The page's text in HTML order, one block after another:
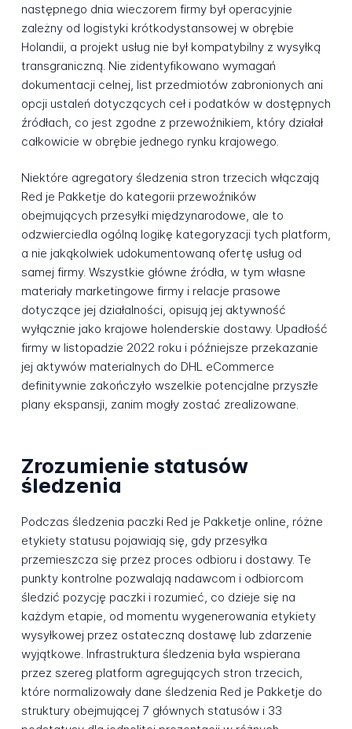
następnego dnia wieczorem firmy był operacyjnie
zależny od logistyki krótkodystansowej w obrębie
Holandii, a projekt usług nie był kompatybilny z wysyłką
transgraniczną. Nie zidentyfikowano wymagań
dokumentacji celnej, list przedmiotów zabronionych ani
opcji ustaleń dotyczących ceł i podatków w dostępnych
źródłach, co jest zgodne z przewoźnikiem, który działał
całkowicie w obrębie jednego rynku krajowego.
Niektóre agregatory śledzenia stron trzecich włączają
Red je Pakketje do kategorii przewoźników
obejmujących przesyłki międzynarodowe, ale to
odzwierciedla ogólną logikę kategoryzacji tych platform,
a nie jakąkolwiek udokumentowaną ofertę usług od
samej firmy. Wszystkie główne źródła, w tym własne
materiały marketingowe firmy i relacje prasowe
dotyczące jej działalności, opisują jej aktywność
wyłącznie jako krajowe holenderskie dostawy. Upadłość
firmy w listopadzie 2022 roku i późniejsze przekazanie
jej aktywów materialnych do DHL eCommerce
definitywnie zakończyło wszelkie potencjalne przyszłe
plany ekspansji, zanim mogły zostać zrealizowane.
Zrozumienie statusów
śledzenia
Podczas śledzenia paczki Red je Pakketje online, różne
etykiety statusu pojawiają się, gdy przesyłka
przemieszcza się przez proces odbioru i dostawy. Te
punkty kontrolne pozwalają nadawcom i odbiorcom
śledzić pozycję paczki i rozumieć, co dzieje się na
każdym etapie, od momentu wygenerowania etykiety
wysyłkowej przez ostateczną dostawę lub zdarzenie
wyjątkowe. Infrastruktura śledzenia była wspierana
przez szereg platform agregujących stron trzecich,
które normalizowały dane śledzenia Red je Pakketje do
struktury obejmującej 7 głównych statusów i 33